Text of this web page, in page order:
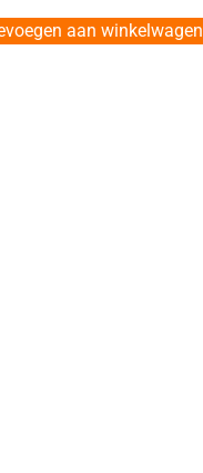
aan winkelwagen